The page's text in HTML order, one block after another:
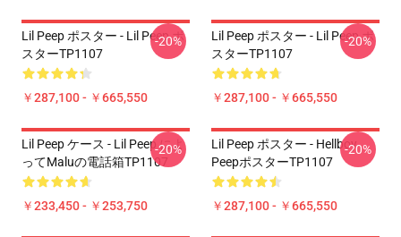
Lil Peep ポスター - Lil Peep ポ
スターTP1107
￥287,100 - ￥665,550
-20%
Lil Peep ポスター - Lil Peep ポ
スターTP1107
￥287,100 - ￥665,550
-20%
Lil Peep ケース - Lil Peep によ
ってMaluの電話箱TP1107
￥233,450 - ￥253,750
-20%
Lil Peep ポスター - Hellboy
PeepポスターTP1107
￥287,100 - ￥665,550
-20%